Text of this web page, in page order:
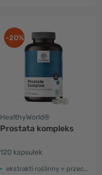
-20%
HealthyWorld®
Prostata kompleks
120 kapsułek
ekstrakti roślinny + przeciwutleniacze